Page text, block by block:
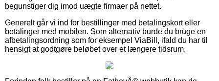
begunstiger dig imod uægte firmaer på nettet.
Generelt går vi ind for bestillinger med betalingskort eller
betalinger med mobilen. Som alternativ burde du bruge en
afbetalingsordning som for eksempel ViaBill, ifald du har til
hensigt at godtgøre beløbet over et længere tidsrum.